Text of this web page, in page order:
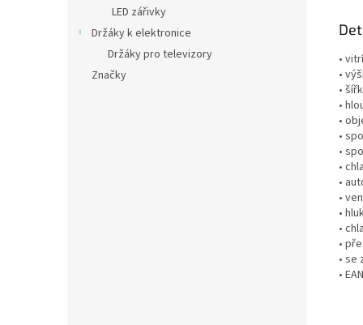
LED zářivky
Držáky k elektronice
Držáky pro televizory
Značky
•
•
•
•
•
•
•
•
•
•
•
•
•
• se
•